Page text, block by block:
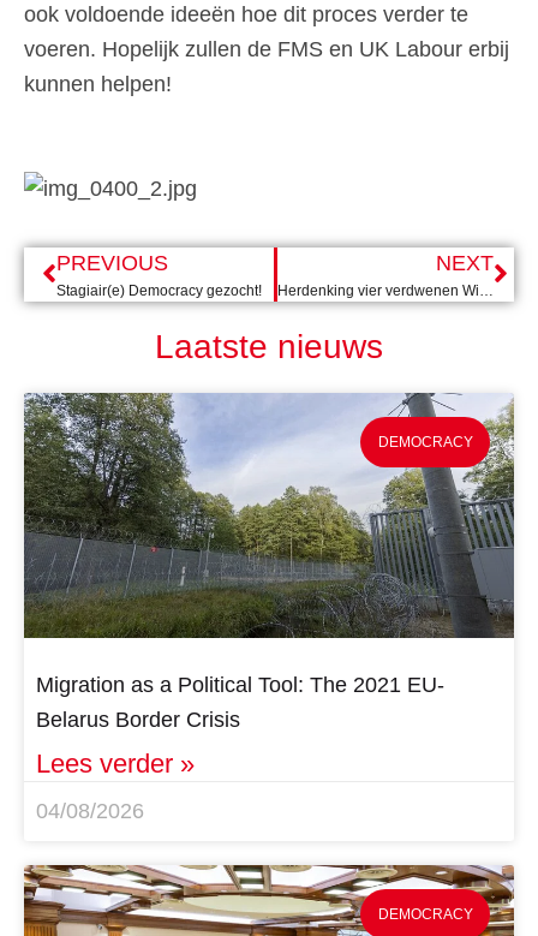
ook voldoende ideeën hoe dit proces verder te
voeren. Hopelijk zullen de FMS en UK Labour erbij
kunnen helpen!
PREVIOUS
Stagiair(e) Democracy gezocht!
NEXT
Herdenking vier verdwenen Wit-Russen
Laatste nieuws
DEMOCRACY
Migration as a Political Tool: The 2021 EU-
Belarus Border Crisis
Lees verder »
04/08/2026
DEMOCRACY